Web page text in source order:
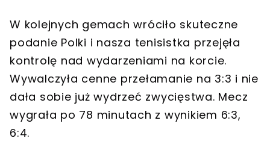
W kolejnych gemach wróciło skuteczne
podanie Polki i nasza tenisistka przejęła
kontrolę nad wydarzeniami na korcie.
Wywalczyła cenne przełamanie na 3:3 i nie
dała sobie już wydrzeć zwycięstwa. Mecz
wygrała po 78 minutach z wynikiem 6:3,
6:4.